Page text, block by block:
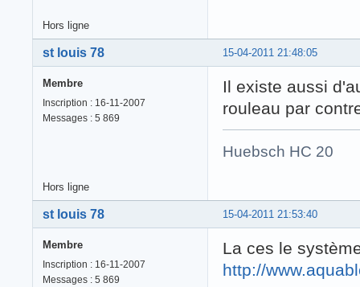
Hors ligne
15-04-2011 21:48:05
st louis 78
Membre
Inscription : 16-11-2007
Messages : 5 869
Il existe aussi
rouleau par
Huebsch HC
Hors ligne
15-04-2011 21:53:40
st louis 78
Membre
Inscription : 16-11-2007
Messages : 5 869
La ces le
http://